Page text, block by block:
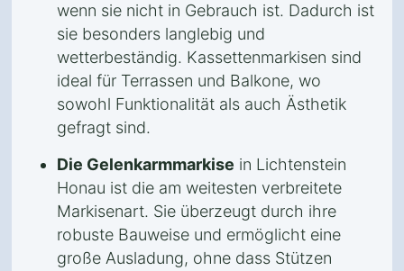
wenn sie nicht in Gebrauch ist. Dadurch ist
sie besonders langlebig und
wetterbeständig. Kassettenmarkisen sind
ideal für Terrassen und Balkone, wo
sowohl Funktionalität als auch Ästhetik
gefragt sind.
Die Gelenkarmmarkise in Lichtenstein
Honau ist die am weitesten verbreitete
Markisenart. Sie überzeugt durch ihre
robuste Bauweise und ermöglicht eine
große Ausladung, ohne dass Stützen